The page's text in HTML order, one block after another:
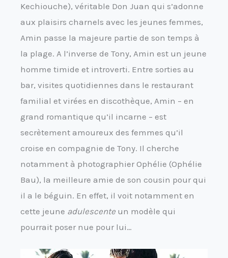
Kechiouche), véritable Don Juan qui s’adonne
aux plaisirs charnels avec les jeunes femmes,
Amin passe la majeure partie de son temps à
la plage. A l’inverse de Tony, Amin est un jeune
homme timide et introverti. Entre sorties au
bar, visites quotidiennes dans le restaurant
familial et virées en discothèque, Amin – en
grand romantique qu’il incarne – est
secrètement amoureux des femmes qu’il
croise en compagnie de Tony. Il cherche
notamment à photographier Ophélie (Ophélie
Bau), la meilleure amie de son cousin pour qui
il a le béguin. En effet, il voit notamment en
cette jeune adulescente un modèle qui
pourrait poser nue pour lui…